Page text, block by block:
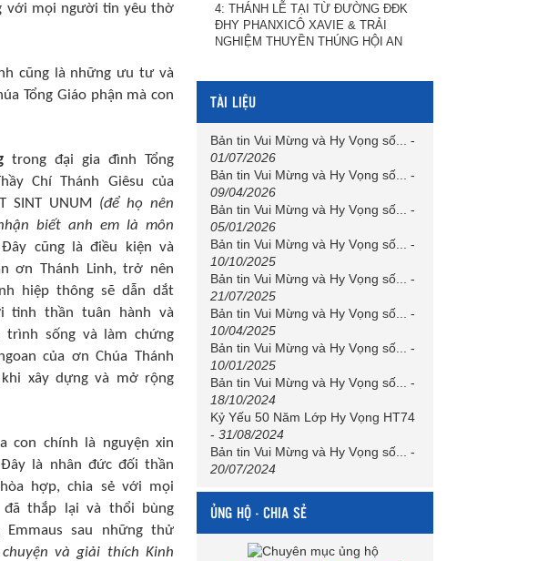
với mọi người tin yêu thờ
cũng là những ưu tư và
Tổng Giáo phận mà con
trong đại gia đình Tổng
Chí Thánh Giêsu của
SINT UNUM (để họ nên
biết anh em là môn
cũng là điều kiện và
ơn Thánh Linh, trở nên
hiệp thông sẽ dẫn dắt
tinh thần tuân hành và
sống và làm chứng
của ơn Chúa Thánh
xây dựng và mở rộng
con chính là nguyện xin
là nhân đức đối thần
hợp, chia sẻ với mọi
đã thắp lại và thổi bùng
sau những thử
và giải thích Kinh
4: THÁNH LỄ TẠI TỪ ĐƯỜNG ĐĐK
ĐHY PHANXICÔ XAVIE & TRẢI
NGHIỆM THUYỀN THÚNG HỘI AN
TÀI LIỆU
Bản tin Vui Mừng và Hy Vọng số...
-
01/07/2026
Bản tin Vui Mừng và Hy Vọng số...
-
09/04/2026
Bản tin Vui Mừng và Hy Vọng số...
-
05/01/2026
Bản tin Vui Mừng và Hy Vọng số...
-
10/10/2025
Bản tin Vui Mừng và Hy Vọng số...
-
21/07/2025
Bản tin Vui Mừng và Hy Vọng số...
-
10/04/2025
Bản tin Vui Mừng và Hy Vọng số...
-
10/01/2025
Bản tin Vui Mừng và Hy Vọng số...
-
18/10/2024
Kỷ Yếu 50 Năm Lớp Hy Vọng HT74
- 31/08/2024
Bản tin Vui Mừng và Hy Vọng số...
-
20/07/2024
ỦNG HỘ - CHIA SẺ